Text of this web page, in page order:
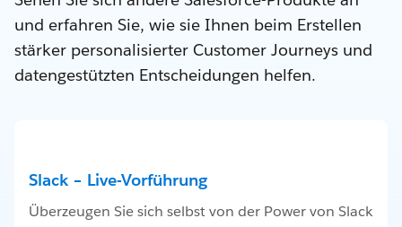
und erfahren Sie, wie sie Ihnen beim Erstellen
stärker personalisierter Customer Journeys und
datengestützten Entscheidungen helfen.
Slack – Live-Vorführung
Überzeugen Sie sich selbst von der Power von Slack